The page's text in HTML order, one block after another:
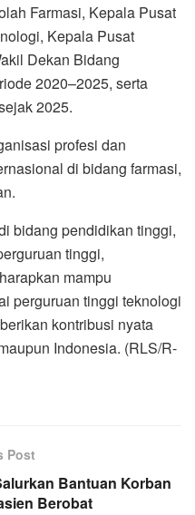
Farmasi, Kepala Pusat
Kepala Pusat
Dekan Bidang
2020–2025, serta
2025.
profesi dan
di bidang farmasi,
bidang pendidikan tinggi,
tinggi,
mampu
perguruan tinggi teknologi
kontribusi nyata
Indonesia. (RLS/R-
Post
Bantuan Korban
Berobat